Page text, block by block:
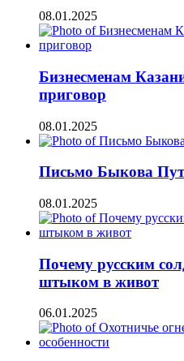
08.01.2025
Бизнесменам
приговор
08.01.2025
Письмо Быкова
08.01.2025
Почему русским
штыком в живот
06.01.2025